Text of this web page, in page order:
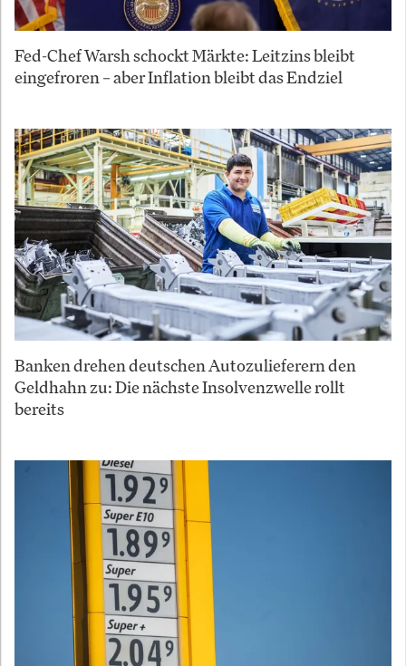
Fed-Chef Warsh schockt Märkte: Leitzins bleibt
eingefroren – aber Inflation bleibt das Endziel
Banken drehen deutschen Autozulieferern den
Geldhahn zu: Die nächste Insolvenzwelle rollt
bereits